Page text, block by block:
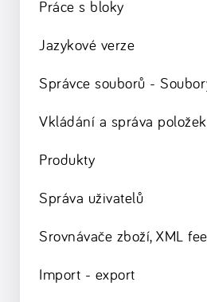
Práce s bloky
Jazykové verze
Správce souborů -
Vkládání a správa
Produkty
Správa uživatelů
Srovnávače zboží, XML
Import - export